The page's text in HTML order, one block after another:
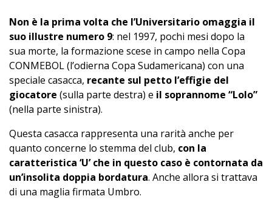
Non è la prima volta che l’Universitario omaggia il
suo illustre numero 9: nel 1997, pochi mesi dopo la
sua morte, la formazione scese in campo nella Copa
CONMEBOL (l’odierna Copa Sudamericana) con una
speciale casacca, recante sul petto l’effigie del
giocatore (sulla parte destra) e il soprannome “Lolo”
(nella parte sinistra).
Questa casacca rappresenta una rarità anche per
quanto concerne lo stemma del club, con la
caratteristica ‘U’ che in questo caso è contornata da
un’insolita doppia bordatura. Anche allora si trattava
di una maglia firmata Umbro.